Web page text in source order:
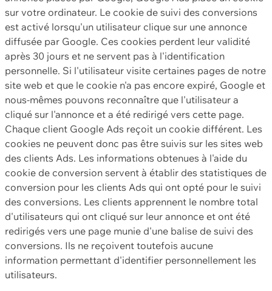
sur votre ordinateur. Le cookie de suivi des conversions
est activé lorsqu'un utilisateur clique sur une annonce
diffusée par Google. Ces cookies perdent leur validité
après 30 jours et ne servent pas à l'identification
personnelle. Si l'utilisateur visite certaines pages de notre
site web et que le cookie n'a pas encore expiré, Google et
nous-mêmes pouvons reconnaître que l'utilisateur a
cliqué sur l'annonce et a été redirigé vers cette page.
Chaque client Google Ads reçoit un cookie différent. Les
cookies ne peuvent donc pas être suivis sur les sites web
des clients Ads. Les informations obtenues à l'aide du
cookie de conversion servent à établir des statistiques de
conversion pour les clients Ads qui ont opté pour le suivi
des conversions. Les clients apprennent le nombre total
d'utilisateurs qui ont cliqué sur leur annonce et ont été
redirigés vers une page munie d'une balise de suivi des
conversions. Ils ne reçoivent toutefois aucune
information permettant d'identifier personnellement les
utilisateurs.